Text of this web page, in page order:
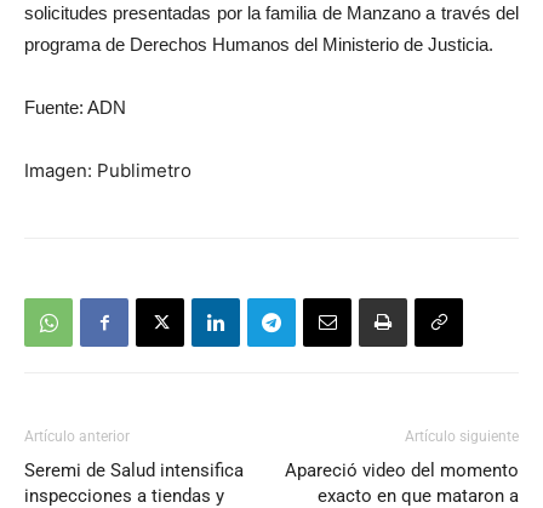
solicitudes presentadas por la familia de Manzano a través del
programa de Derechos Humanos del Ministerio de Justicia.
Fuente: ADN
Imagen: Publimetro
Artículo anterior
Seremi de Salud intensifica
inspecciones a tiendas y
Artículo siguiente
Apareció video del momento
exacto en que mataron a